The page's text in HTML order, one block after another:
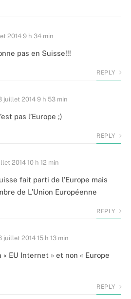
2014 9 h 34 min
pas en Suisse!!!
REPLY
juillet 2014 9 h 53 min
pas l’Europe ;)
REPLY
2014 10 h 12 min
fait parti de l’Europe mais
de L’Union Européenne
REPLY
juillet 2014 15 h 13 min
« EU Internet » et non « Europe
REPLY